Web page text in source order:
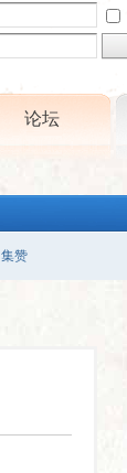
论坛
集赞